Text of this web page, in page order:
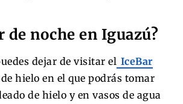
de noche en Iguazú?
dejar de visitar el IceBar
hielo en el que podrás tomar
de hielo y en vasos de agua